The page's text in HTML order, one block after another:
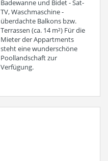
Badewanne und Bidet - Sat-
TV, Waschmaschine -
überdachte Balkons bzw.
Terrassen (ca. 14 m²) Für die
Mieter der Appartments
steht eine wunderschöne
Poollandschaft zur
Verfügung.